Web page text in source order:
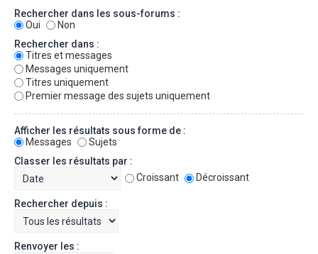
Rechercher dans les sous-forums :
Oui
Non
Rechercher dans :
Titres et messages
Messages uniquement
Titres uniquement
Premier message des sujets uniquement
Afficher les résultats sous forme de :
Messages
Sujets
Classer les résultats par :
Croissant
Décroissant
Rechercher depuis :
Renvoyer les :